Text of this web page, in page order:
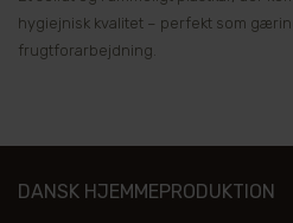
hygiejnisk kvalitet – perfekt som
frugtforarbejdning.
DANSK HJEMMEPRODUKTION